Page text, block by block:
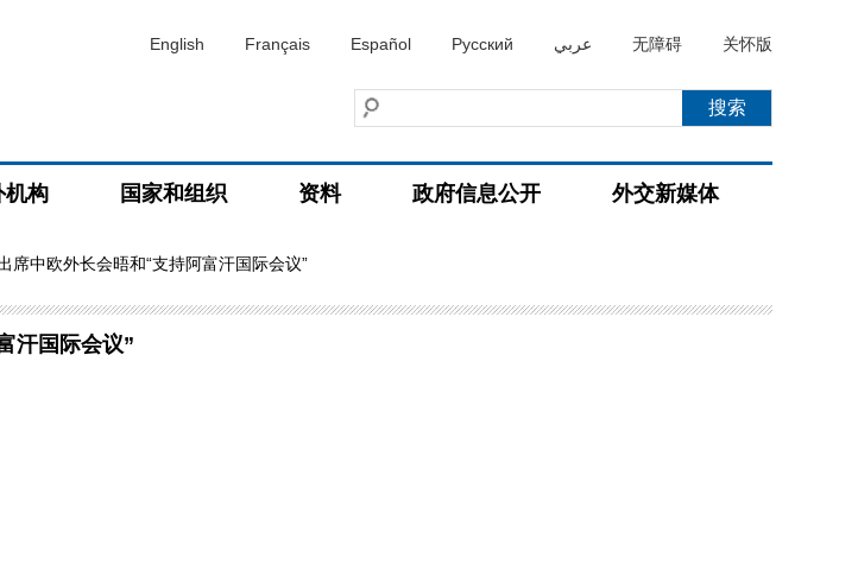
English Français Español Русский عربي 无障碍 关怀版
机构 国家和组织 资料 政府信息公开 外交新媒体
中欧外长会晤和“支持阿富汗国际会议”
汗国际会议”